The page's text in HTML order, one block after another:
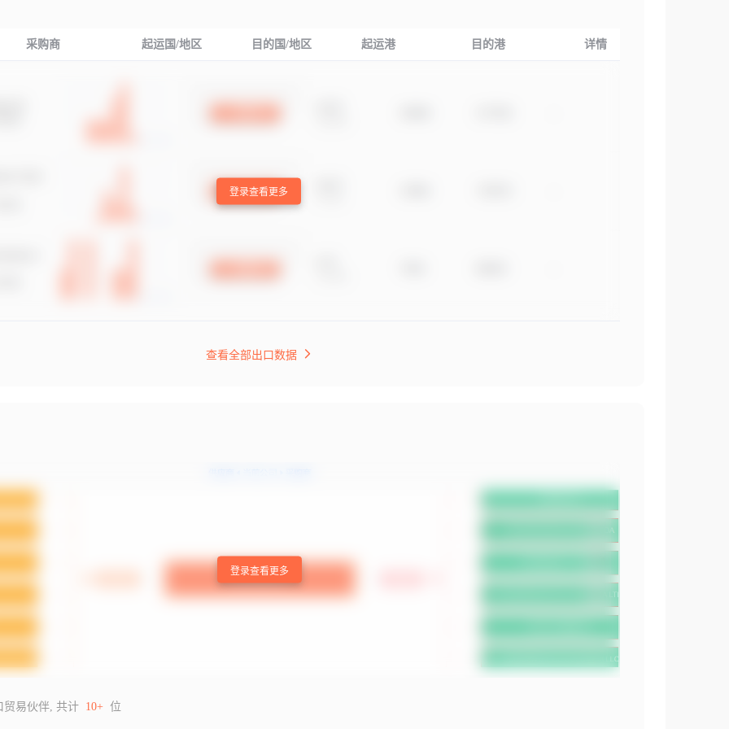
采购商 起运国/地区 目的国/地区 起运港 目的港 详情
登录查看更多
查看全部出口数据
登录查看更多
贸易伙伴, 共计 10+ 位